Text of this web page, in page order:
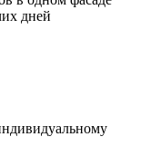
дней